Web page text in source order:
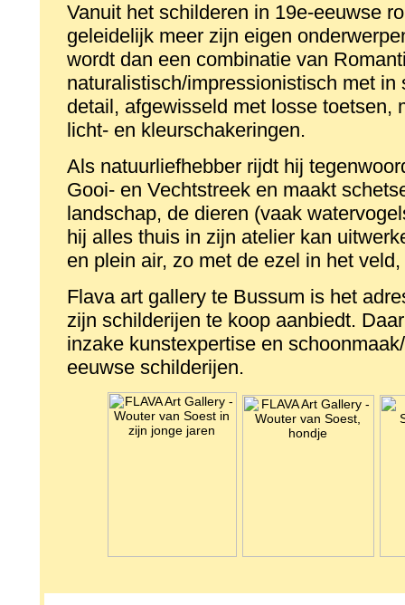
Vanuit het schilderen in 19e-eeuwse
geleidelijk meer zijn eigen
wordt dan een combinatie van
naturalistisch/impressionistisch met in
detail, afgewisseld met losse toetsen,
licht- en kleurschakeringen.
Als natuurliefhebber rijdt hij
Gooi- en Vechtstreek en maakt
landschap, de dieren (vaak
hij alles thuis in zijn atelier kan
en plein air, zo met de ezel in het
Flava art gallery te Bussum is het
zijn schilderijen te koop aanbiedt.
inzake kunstexpertise en
eeuwse schilderijen.